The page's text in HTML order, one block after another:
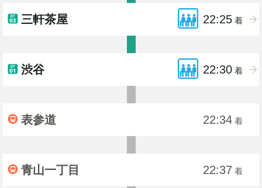
三軒茶屋 22:25 着
渋谷 22:30 着
表参道 22:34 着
青山一丁目 22:37 着